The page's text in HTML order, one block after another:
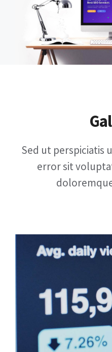
Sed ut perspiciatis
error sit